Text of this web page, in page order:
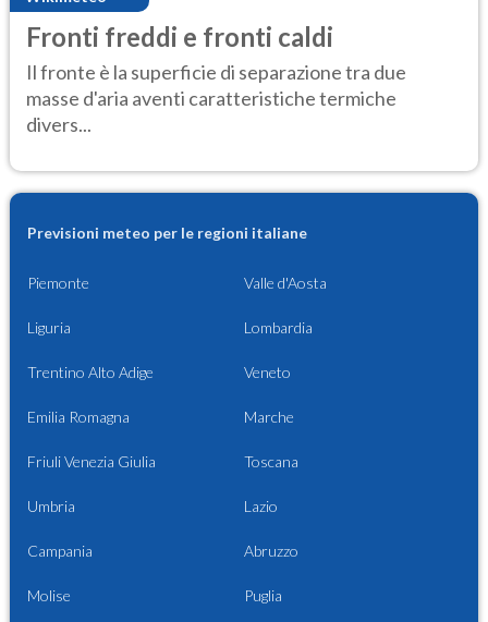
Fronti freddi e fronti caldi
Il fronte è la superficie di separazione tra due
masse d'aria aventi caratteristiche termiche
divers...
Previsioni meteo per le regioni italiane
Piemonte Valle d'Aosta
Liguria Lombardia
Trentino Alto Adige Veneto
Emilia Romagna Marche
Friuli Venezia Giulia Toscana
Umbria Lazio
Campania Abruzzo
Molise Puglia